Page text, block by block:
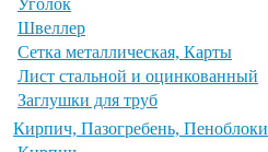
Уголок
Швеллер
Сетка металлическая, Карты
Лист стальной и оцинкованный
Заглушки для труб
Кирпич, Пазогребень, Пеноблоки